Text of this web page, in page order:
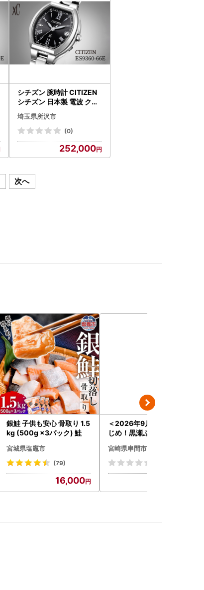
シチズン 腕時計 CITIZEN
シチズン 日本製 電波 クロ
スシー ES9360-66E | 所
沢 FN-Limited-PR
埼玉県所沢市
(0)
252,000
次へ
銀鮭 子供も安心 骨取り 1.5
kg (500g ×3パック) 鮭
宮城県塩竈市
(79)
16,000
＜2026年9月発送分＞活
じめ！黒瀬ぶりの生鮮ブリ
K001-012-2609
宮崎県串間市